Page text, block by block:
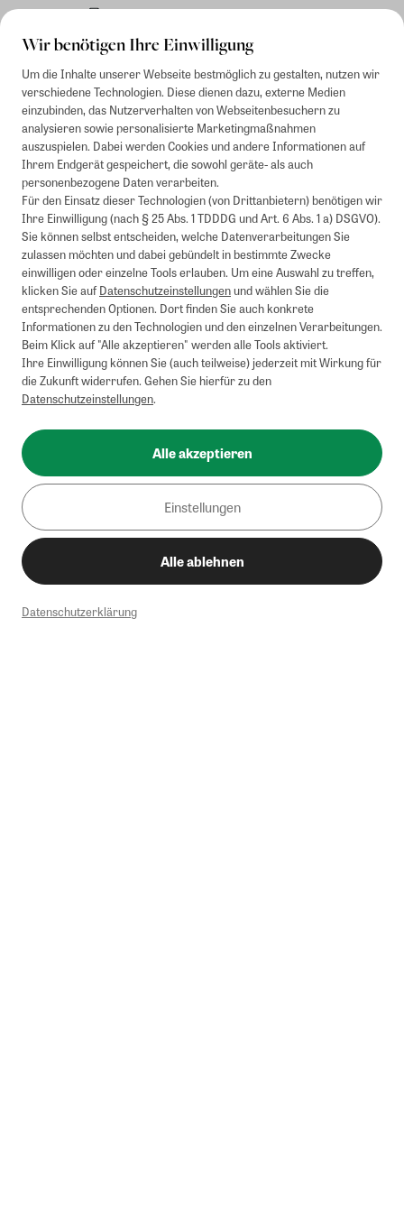
Wir benötigen Ihre Einwilligung
Um die Inhalte unserer Webseite bestmöglich zu gestalten, nutzen wir
verschiedene Technologien. Diese dienen dazu, externe Medien
einzubinden, das Nutzerverhalten von Webseitenbesuchern zu
analysieren sowie personalisierte Marketingmaßnahmen
auszuspielen. Dabei werden Cookies und andere Informationen auf
Ihrem Endgerät gespeichert, die sowohl geräte- als auch
personenbezogene Daten verarbeiten.
Für den Einsatz dieser Technologien (von Drittanbietern) benötigen wir
Ihre Einwilligung (nach § 25 Abs. 1 TDDDG und Art. 6 Abs. 1 a) DSGVO).
Sie können selbst entscheiden, welche Datenverarbeitungen Sie
zulassen möchten und dabei gebündelt in bestimmte Zwecke
einwilligen oder einzelne Tools erlauben. Um eine Auswahl zu treffen,
klicken Sie aufDatenschutzeinstellungenund wählen Sie die
entsprechenden Optionen. Dort finden Sie auch konkrete
Informationen zu den Technologien und den einzelnen Verarbeitungen.
Beim Klick auf "Alle akzeptieren" werden alle Tools aktiviert.
Ihre Einwilligung können Sie (auch teilweise) jederzeit mit Wirkung für
die Zukunft widerrufen. Gehen Sie hierfür zu den
Datenschutzeinstellungen.
Alle akzeptieren
Einstellungen
Alle ablehnen
Datenschutzerklärung
Rechnung